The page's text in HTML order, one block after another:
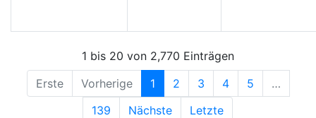
1 bis 20 von 2,770 Einträgen
Erste
Vorherige 1 2 3 4 5
…
139
Nächste Letzte